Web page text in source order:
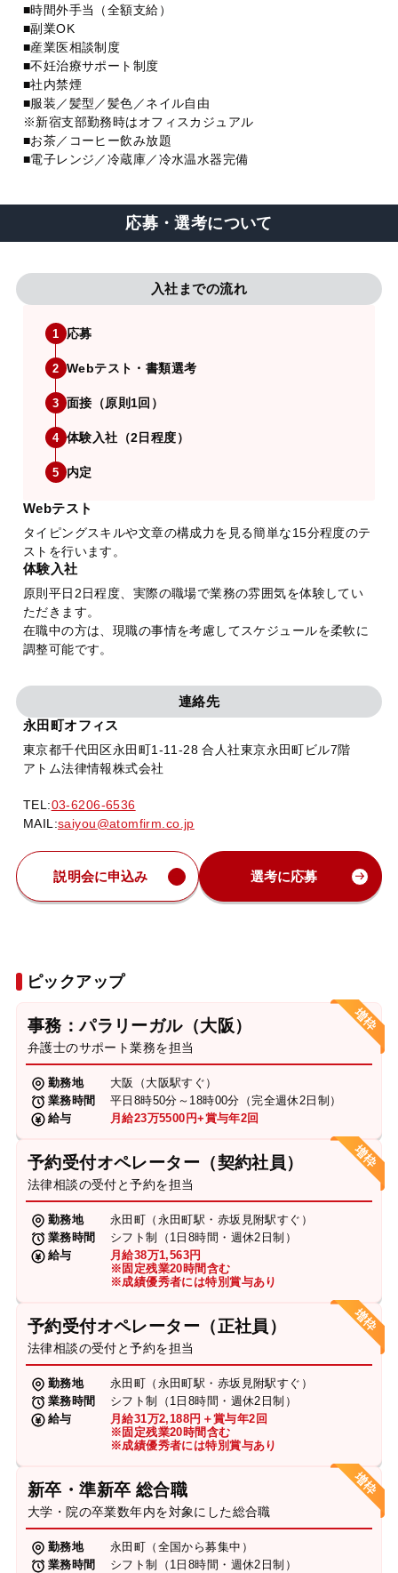
■時間外手当（全額支給）
■副業OK
■産業医相談制度
■不妊治療サポート制度
■社内禁煙
■服装／髪型／髪色／ネイル自由
※新宿支部勤務時はオフィスカジュアル
■お茶／コーヒー飲み放題
■電子レンジ／冷蔵庫／冷水温水器完備
応募・選考について
入社までの流れ
1 応募
2 Webテスト・書類選考
3 面接（原則1回）
4 体験入社（2日程度）
5 内定
Webテスト
タイピングスキルや文章の構成力を見る簡単な15分程度のテ
ストを行います。
体験入社
原則平日2日程度、実際の職場で業務の雰囲気を体験してい
ただきます。
在職中の方は、現職の事情を考慮してスケジュールを柔軟に
調整可能です。
連絡先
永田町オフィス
東京都千代田区永田町1-11-28 合人社東京永田町ビル7階
アトム法律情報株式会社
TEL:03-6206-6536
MAIL:saiyou@atomfirm.co.jp
説明会に申込み 選考に応募
ピックアップ
事務：パラリーガル（大阪）
弁護士のサポート業務を担当
勤務地
大阪（大阪駅すぐ）
業務時間
平日8時50分～18時00分（完全週休2日制）
給与
月給23万5500円+賞与年2回
予約受付オペレーター（契約社員）
法律相談の受付と予約を担当
勤務地
永田町（永田町駅・赤坂見附駅すぐ）
業務時間
シフト制（1日8時間・週休2日制）
給与
月給38万1,563円
※固定残業20時間含む
※成績優秀者には特別賞与あり
予約受付オペレーター（正社員）
法律相談の受付と予約を担当
勤務地
永田町（永田町駅・赤坂見附駅すぐ）
業務時間
シフト制（1日8時間・週休2日制）
給与
月給31万2,188円＋賞与年2回
※固定残業20時間含む
※成績優秀者には特別賞与あり
新卒・準新卒 総合職
大学・院の卒業数年内を対象にした総合職
勤務地
永田町（全国から募集中）
業務時間
シフト制（1日8時間・週休2日制）